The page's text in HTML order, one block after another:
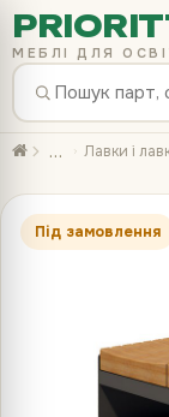
МЕБЛІ ДЛЯ
… Лавки і
Під замовлення